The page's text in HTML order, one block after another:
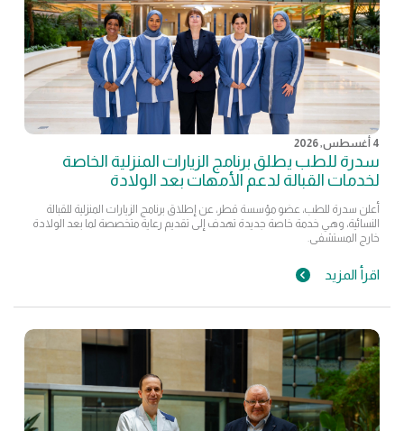
4 أغسطس, 2026
سدرة للطب يطلق برنامج الزيارات المنزلية الخاصة
لخدمات القبالة لدعم الأمهات بعد الولادة
أعلن سدرة للطب، عضو مؤسسة قطر، عن إطلاق برنامج الزيارات المنزلية للقبالة
النسائية، وهي خدمة خاصة جديدة تهدف إلى تقديم رعاية متخصصة لما بعد الولادة
خارج المستشفى.
اقرأ المزيد